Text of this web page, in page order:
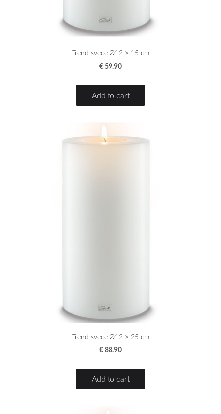
Trend svece Ø12 × 15 cm
€ 59.90
Add to cart
Trend svece Ø12 × 25 cm
€ 88.90
Add to cart